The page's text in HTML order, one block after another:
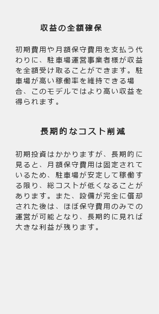
収益の全額確保
初期費用や月額保守費用を支払う代
わりに、駐車場運営事業者様が収益
を全額受け取ることができます。駐
車場が高い稼働率を維持できる場
合、このモデルではより高い収益を
得られます。
長期的なコスト削減
初期投資はかかりますが、長期的に
見ると、月額保守費用は固定されて
いるため、駐車場が安定して稼働す
る限り、総コストが低くなることが
あります。また、設備が完全に償却
された後は、ほぼ保守費用のみでの
運営が可能となり、長期的に見れば
大きな利益が残ります。